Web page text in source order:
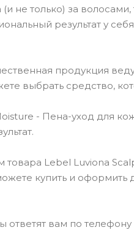
не только) за
результат у
продукция
выбрать средство,
- Пена-уход для
Lebel Luviona
купить и оформить
вам по телефону